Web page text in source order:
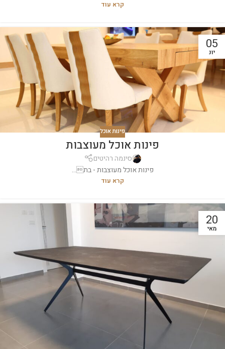
קרא עוד
05
יונ
פינות אוכל
פינות אוכל מעוצבות
סינמה רהיטים
פינות אוכל מעוצבות - בת...
קרא עוד
20
מאי